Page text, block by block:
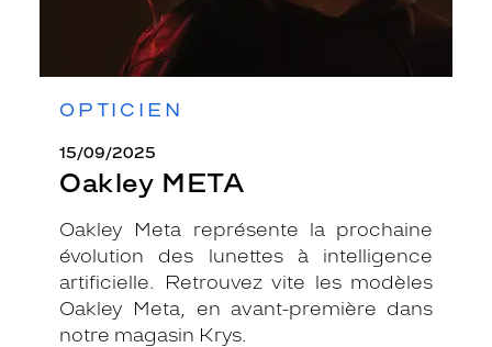
OPTICIEN
15/09/2025
Oakley META
Oakley Meta représente la prochaine
évolution des lunettes à intelligence
artificielle. Retrouvez vite les modèles
Oakley Meta, en avant-première dans
notre magasin Krys.